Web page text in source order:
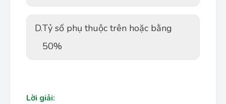
D.Tỷ số phụ thuộc trên hoặc bằng
50%
Lời giải: